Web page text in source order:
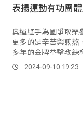
表揚運動有功團
奧運選手為國爭取榮
更多的是辛苦與煎熬
多年的金牌拳擊教練
琴指導教練，其子弟
柯文明也榮獲台北市
2024-09-10 19:23